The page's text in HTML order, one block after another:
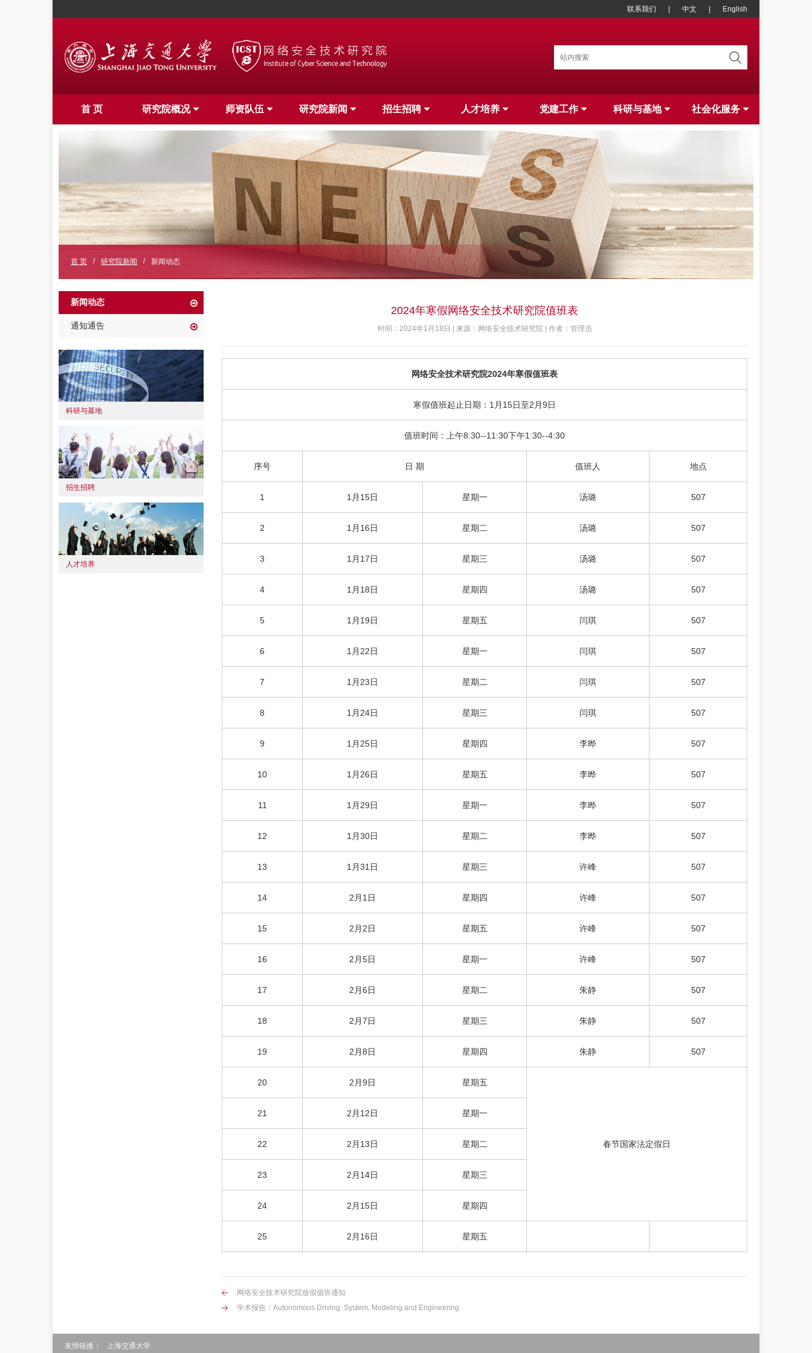
English
中文
联系我们
首 页 研究院概况 师资队伍 研究院新闻 招生招聘 人才培养 党建工作 科研与基地 社会化服务
首 页 / 研究院新闻 / 新闻动态
新闻动态
通知通告
科研与基地
招生招聘
人才培养
2024年寒假网络安全技术研究院值班表
时间：2024年1月18日 | 来源：网络安全技术研究院 | 作者：管理员
网络安全技术研究院2024年寒假值班表
寒假值班起止日期：1月15日至2月9日
值班时间：上午8:30--11:30下午1:30--4:30
序号 日 期 值班人 地点
1 1月15日 星期一 汤璐 507
2 1月16日 星期二 汤璐 507
3 1月17日 星期三 汤璐 507
4 1月18日 星期四 汤璐 507
5 1月19日 星期五 闫琪 507
6 1月22日 星期一 闫琪 507
7 1月23日 星期二 闫琪 507
8 1月24日 星期三 闫琪 507
9 1月25日 星期四 李晔 507
10 1月26日 星期五 李晔 507
11 1月29日 星期一 李晔 507
12 1月30日 星期二 李晔 507
13 1月31日 星期三 许峰 507
14 2月1日 星期四 许峰 507
15 2月2日 星期五 许峰 507
16 2月5日 星期一 许峰 507
17 2月6日 星期二 朱静 507
18 2月7日 星期三 朱静 507
19 2月8日 星期四 朱静 507
20 2月9日 星期五
春节国家法定假日
21 2月12日 星期一
22 2月13日 星期二
23 2月14日 星期三
24 2月15日 星期四
25 2月16日 星期五
网络安全技术研究院放假值班通知
学术报告：Autonomous Driving: System, Modeling and Engineering
友情链接： 上海交通大学